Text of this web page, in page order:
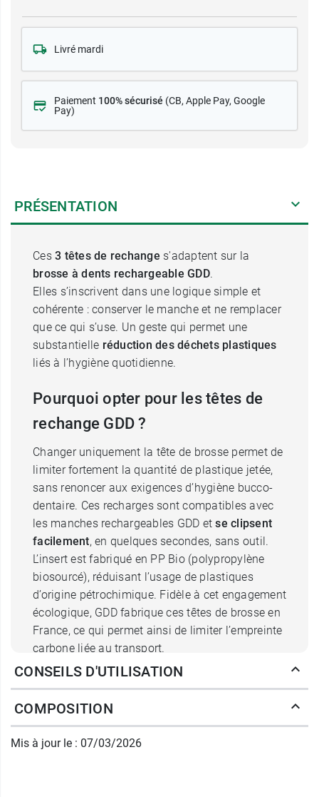
Livré mardi
Paiement 100% sécurisé (CB, Apple Pay, Google
Pay)
PRÉSENTATION
Ces 3 têtes de rechange s'adaptent sur la
brosse à dents rechargeable GDD.
Elles s’inscrivent dans une logique simple et
cohérente : conserver le manche et ne remplacer
que ce qui s’use. Un geste qui permet une
substantielle réduction des déchets plastiques
liés à l’hygiène quotidienne.
Pourquoi opter pour les têtes de
rechange GDD ?
Changer uniquement la tête de brosse permet de
limiter fortement la quantité de plastique jetée,
sans renoncer aux exigences d’hygiène bucco-
dentaire. Ces recharges sont compatibles avec
les manches rechargeables GDD et se clipsent
facilement, en quelques secondes, sans outil.
L’insert est fabriqué en PP Bio (polypropylène
biosourcé), réduisant l’usage de plastiques
d’origine pétrochimique. Fidèle à cet engagement
écologique, GDD fabrique ces têtes de brosse en
France, ce qui permet ainsi de limiter l’empreinte
carbone liée au transport.
Les recharges GDD : des poils
souples, respectueux des gencives
Les têtes GDD sont équipées de filaments extra-
CONSEILS D'UTILISATION
COMPOSITION
Mis à jour le : 07/03/2026